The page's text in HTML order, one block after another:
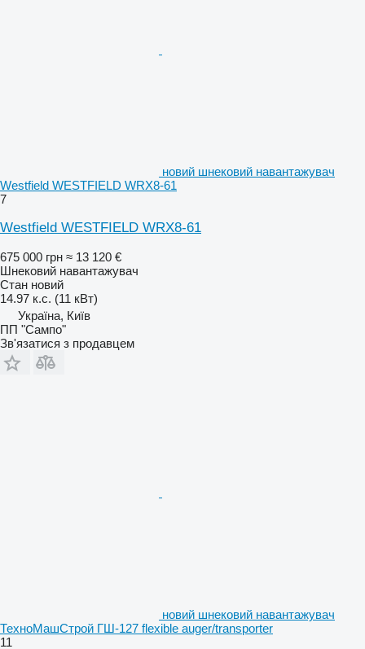
новий шнековий навантажувач
Westfield WESTFIELD WRX8-61
7
Westfield WESTFIELD WRX8-61
675 000 грн ≈ 13 120 €
Шнековий навантажувач
Стан новий
14.97 к.с. (11 кВт)
Україна, Київ
ПП "Сампо"
Зв'язатися з продавцем
новий шнековий навантажувач
ТехноМашСтрой ГШ-127 flexible auger/transporter
11